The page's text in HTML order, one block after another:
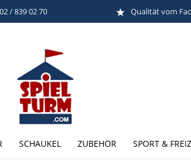
/ 839 02 70 Qualität vom
SCHAUKEL ZUBEHÖR SPORT &